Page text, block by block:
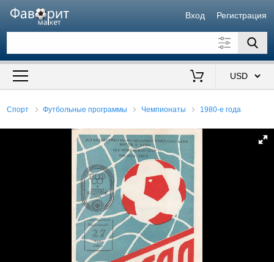
Вход Регистрация
Искать также в описании
Спорт Футбольные программы Чемпионаты 1980-е года